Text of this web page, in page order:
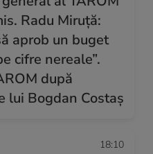
Radu Miruță:
aprob un buget
cifre nereale”.
după
lui Bogdan Costaș
18:10